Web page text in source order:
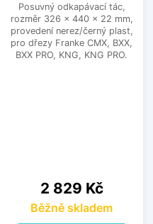
Posuvný odkapávací tác,
rozměr 326 x 440 x 22 mm,
provedení nerez/černý plast,
pro dřezy Franke CMX, BXX,
BXX PRO, KNG, KNG PRO.
Cena
2 829 Kč
Běžně skladem